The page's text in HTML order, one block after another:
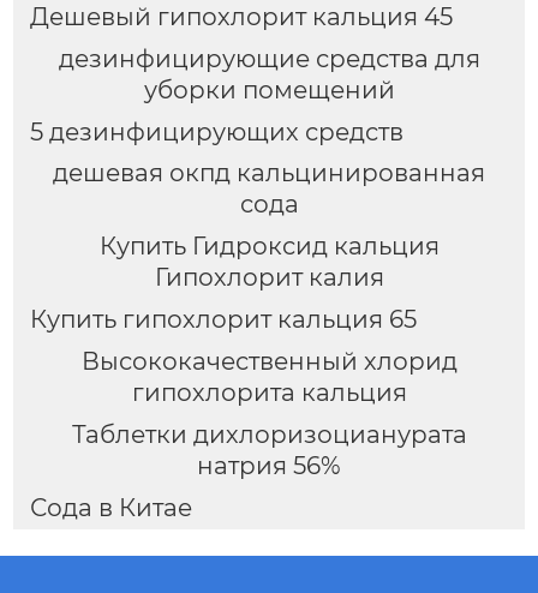
Дешевый гипохлорит кальция 45
дезинфицирующие средства для
уборки помещений
5 дезинфицирующих средств
дешевая окпд кальцинированная
сода
Купить Гидроксид кальция
Гипохлорит калия
Купить гипохлорит кальция 65
Высококачественный хлорид
гипохлорита кальция
Таблетки дихлоризоцианурата
натрия 56%
Сода в Китае